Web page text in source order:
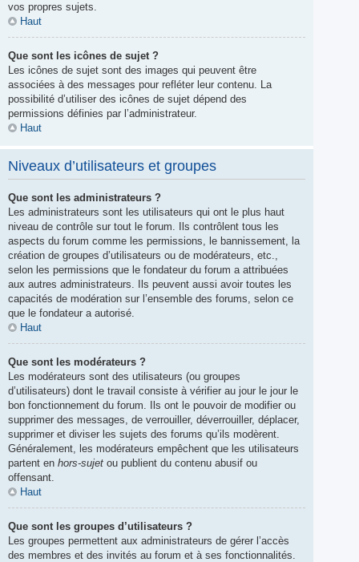
vos propres sujets.
Haut
Que sont les icônes de sujet ?
Les icônes de sujet sont des images qui peuvent être
associées à des messages pour refléter leur contenu. La
possibilité d’utiliser des icônes de sujet dépend des
permissions définies par l’administrateur.
Haut
Niveaux d’utilisateurs et groupes
Que sont les administrateurs ?
Les administrateurs sont les utilisateurs qui ont le plus haut
niveau de contrôle sur tout le forum. Ils contrôlent tous les
aspects du forum comme les permissions, le bannissement, la
création de groupes d’utilisateurs ou de modérateurs, etc.,
selon les permissions que le fondateur du forum a attribuées
aux autres administrateurs. Ils peuvent aussi avoir toutes les
capacités de modération sur l’ensemble des forums, selon ce
que le fondateur a autorisé.
Haut
Que sont les modérateurs ?
Les modérateurs sont des utilisateurs (ou groupes
d’utilisateurs) dont le travail consiste à vérifier au jour le jour le
bon fonctionnement du forum. Ils ont le pouvoir de modifier ou
supprimer des messages, de verrouiller, déverrouiller, déplacer,
supprimer et diviser les sujets des forums qu’ils modèrent.
Généralement, les modérateurs empêchent que les utilisateurs
partent en hors-sujet ou publient du contenu abusif ou
offensant.
Haut
Que sont les groupes d’utilisateurs ?
Les groupes permettent aux administrateurs de gérer l’accès
des membres et des invités au forum et à ses fonctionnalités.